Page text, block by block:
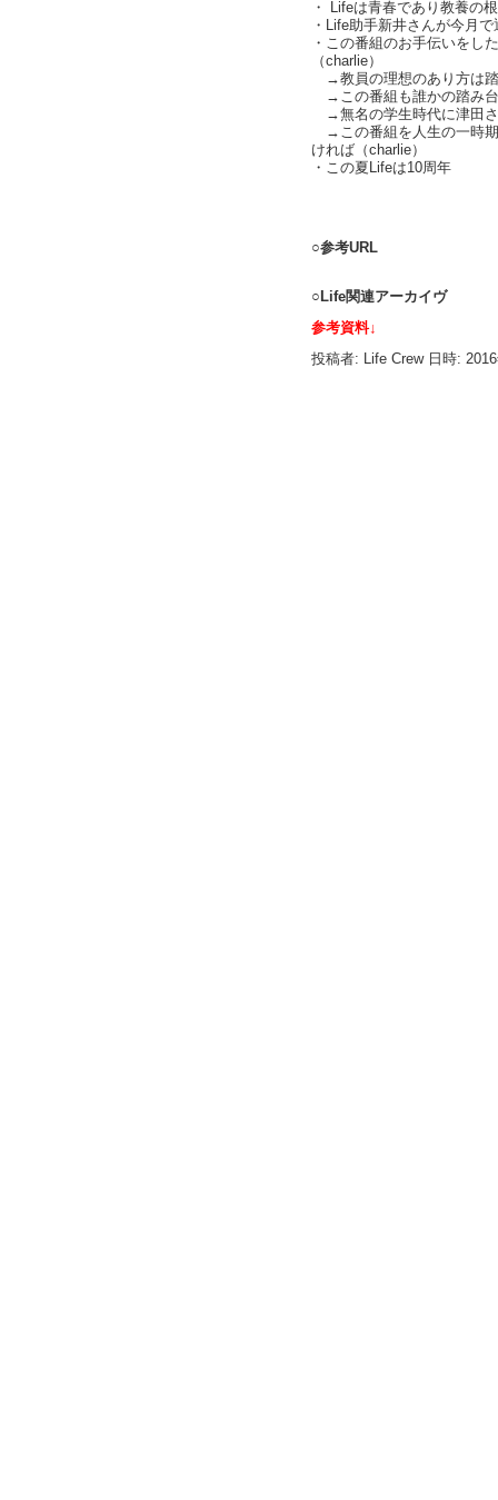
・ Lifeは青春であり教養の
・Life助手新井さんが今月で
・この番組のお手伝いをし
（charlie）
→教員の理想のあり方は
→この番組も誰かの踏み
→無名の学生時代に津田さ
→この番組を人生の一時期
ければ（charlie）
・この夏Lifeは10周年
○参考URL
○Life関連アーカイヴ
参考資料↓
投稿者: Life Crew 日時: